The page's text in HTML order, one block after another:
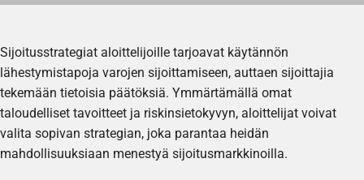
Sijoitusstrategiat aloittelijoille tarjoavat käytännön
lähestymistapoja varojen sijoittamiseen, auttaen sijoittajia
tekemään tietoisia päätöksiä. Ymmärtämällä omat
taloudelliset tavoitteet ja riskinsietokyvyn, aloittelijat voivat
valita sopivan strategian, joka parantaa heidän
mahdollisuuksiaan menestyä sijoitusmarkkinoilla.